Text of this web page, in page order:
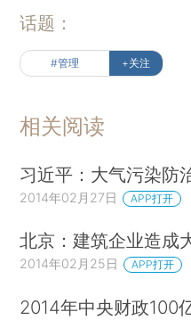
话题：
#管理 +关注
相关阅读
习近平：大气污染防
2014年02月27日 APP打开
北京：建筑企业造成
2014年02月25日 APP打开
2014年中央财政100